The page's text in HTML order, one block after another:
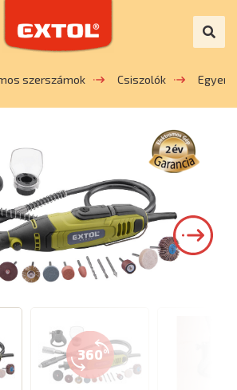
szerszámok Csiszolók
360°